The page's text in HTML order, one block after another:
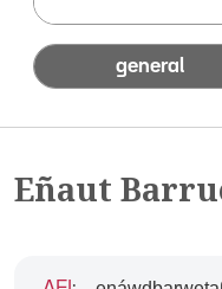
general
Eñaut